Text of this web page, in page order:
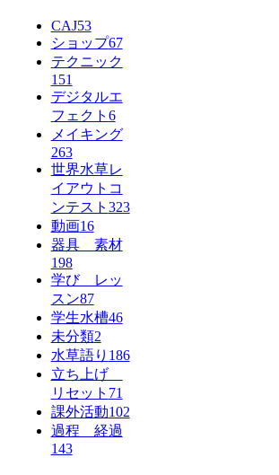
CAJ53
ショップ67
テクニック
151
デジタルエ
フェクト 6
メイキング
263
世界水草レ
イアウトコ
ンテスト 323
動画16
器具 素材
198
学び レッ
スン87
学生水槽46
未分類2
水草語り 186
立ち上げ
リセット 71
課外活動102
過程 経過
143